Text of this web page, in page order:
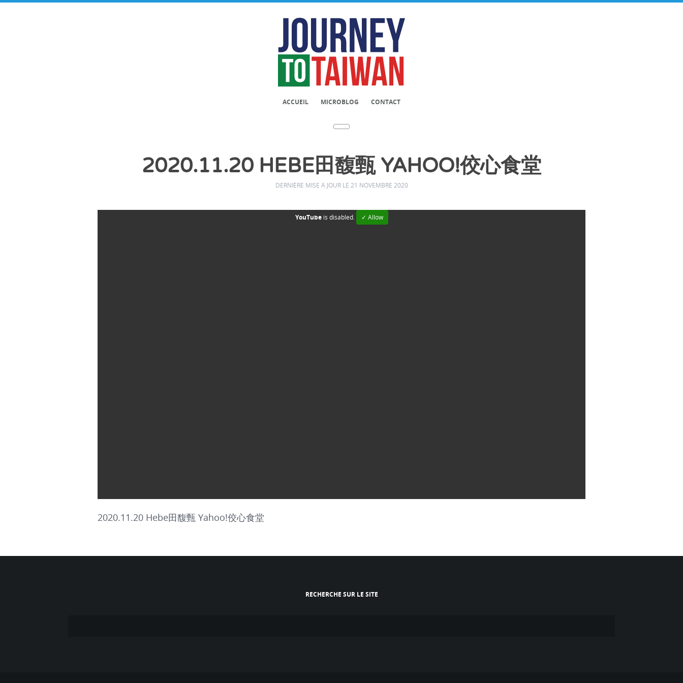
ACCUEIL MICROBLOG CONTACT
2020.11.20 HEBE田馥甄 YAHOO!佼心食堂
DERNIÈRE MISE À JOUR LE 21 NOVEMBRE 2020
YouTubeis disabled. ✓ Allow
2020.11.20 Hebe田馥甄 Yahoo!佼心食堂
RECHERCHE SUR LE SITE